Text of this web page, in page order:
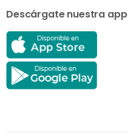
Descárgate nuestra app